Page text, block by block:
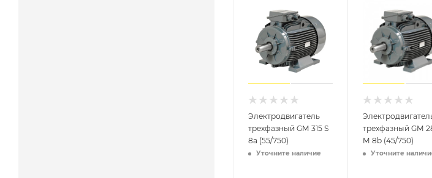
Электродвигатель
трехфазный GM 315 S
8a (55/750)
Уточните наличие
трехфазный GM
M 8b (45/750)
Уточните